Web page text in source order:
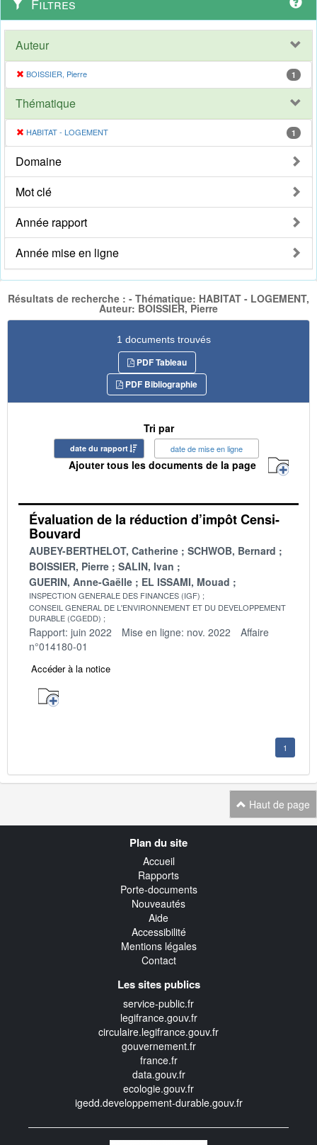
Filtres
Auteur
BOISSIER, Pierre 1
Thématique
HABITAT - LOGEMENT 1
Domaine
Mot clé
Année rapport
Année mise en ligne
Résultats de recherche : - Thématique: HABITAT - LOGEMENT,
Auteur: BOISSIER, Pierre
1 documents trouvés
PDF Tableau
PDF Bibliographie
Tri par
date du rapport date de mise en ligne
Ajouter tous les documents de la page
Évaluation de la réduction d’impôt Censi-
Bouvard
AUBEY-BERTHELOT, Catherine
SCHWOB, Bernard
BOISSIER, Pierre
SALIN, Ivan
GUERIN, Anne-Gaëlle
EL ISSAMI, Mouad
INSPECTION GENERALE DES FINANCES (IGF)
CONSEIL GENERAL DE L'ENVIRONNEMENT ET DU DEVELOPPEMENT
DURABLE (CGEDD)
Rapport: juin 2022 Mise en ligne: nov. 2022
Affaire
n°014180-01
Accéder à la notice
1
Haut de page
Plan du site
Accueil
Rapports
Porte-documents
Nouveautés
Aide
Accessibilité
Mentions légales
Contact
Les sites publics
service-public.fr
legifrance.gouv.fr
circulaire.legifrance.gouv.fr
gouvernement.fr
france.fr
data.gouv.fr
ecologie.gouv.fr
igedd.developpement-durable.gouv.fr